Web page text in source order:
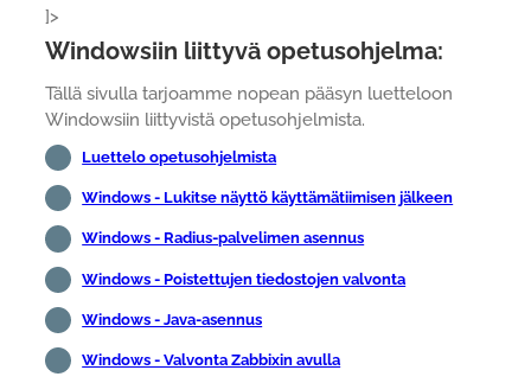
]>
Windowsiin liittyvä opetusohjelma:
Tällä sivulla tarjoamme nopean pääsyn luetteloon
Windowsiin liittyvistä opetusohjelmista.
Luettelo opetusohjelmista
Windows - Lukitse näyttö käyttämätiimisen jälkeen
Windows - Radius-palvelimen asennus
Windows - Poistettujen tiedostojen valvonta
Windows - Java-asennus
Windows - Valvonta Zabbixin avulla